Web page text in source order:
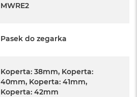
MWRE2
Pasek do zegarka
Koperta: 38mm, Koperta:
40mm, Koperta: 41mm,
Koperta: 42mm